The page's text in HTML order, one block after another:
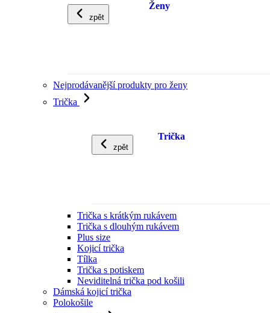
zpět
Ženy
Nejprodávanější produkty pro ženy
Trička
zpět
Trička
Trička s krátkým rukávem
Trička s dlouhým rukávem
Plus size
Kojicí trička
Tílka
Trička s potiskem
Neviditelná trička pod košili
Dámská kojicí trička
Polokošile